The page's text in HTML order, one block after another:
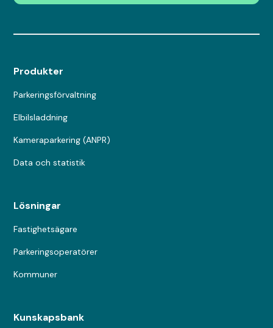
Produkter
Parkeringsförvaltning
Elbilsladdning
Kameraparkering (ANPR)
Data och statistik
Lösningar
Fastighetsägare
Parkeringsoperatörer
Kommuner
Kunskapsbank